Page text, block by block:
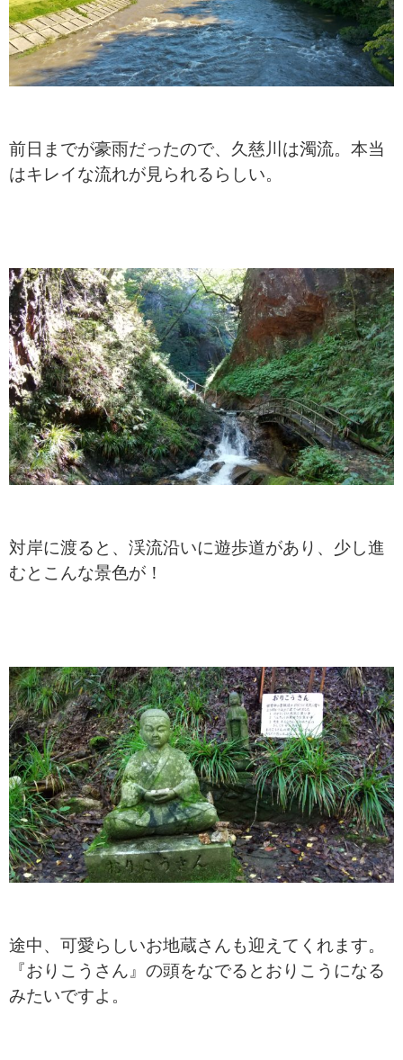
前日までが豪雨だったので、久慈川は濁流。本当
はキレイな流れが見られるらしい。
対岸に渡ると、渓流沿いに遊歩道があり、少し進
むとこんな景色が！
途中、可愛らしいお地蔵さんも迎えてくれます。
『おりこうさん』の頭をなでるとおりこうになる
みたいですよ。